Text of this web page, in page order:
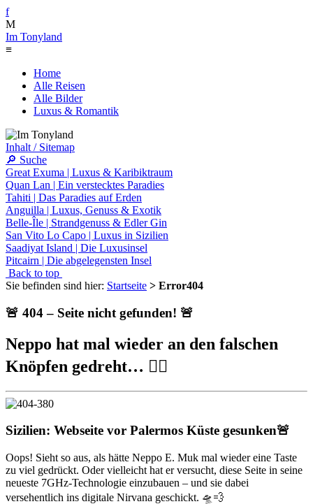
f
M
Im Tonyland
≡
Home
Alle Reisen
Alle Bilder
Luxus & Romantik
Inhalt / Sitemap
🔎 Suche
Great Exuma | Luxus & Karibiktraum
Quan Lan | Ein verstecktes Paradies
Tahiti | Das Paradies auf Erden
Anguilla | Luxus, Genuss & Exotik
Belle-Île | Strandgenuss & Edler Gin
San Vito Lo Capo | Luxus in Sizilien
Saadiyat Island | Die Luxusinsel
Pitcairn | Die abgelegensten Insel
Back to top
Sie befinden sind hier: Startseite > Error404
🚨 404 – Seite nicht gefunden! 🚨
Neppo hat mal wieder an den falschen
Knöpfen gedreht… 🤦‍♂️
Sizilien: Webseite vor Palermos Küste gesunken🚨
Oops! Sieht so aus, als hätte Neppo E. Muk mal wieder eine Taste
zu viel gedrückt. Oder vielleicht hat er versucht, diese Seite in seine
neueste 7GHz-Technologie einzubauen – und sie dabei
versehentlich ins digitale Nirvana geschickt. 🛸💨